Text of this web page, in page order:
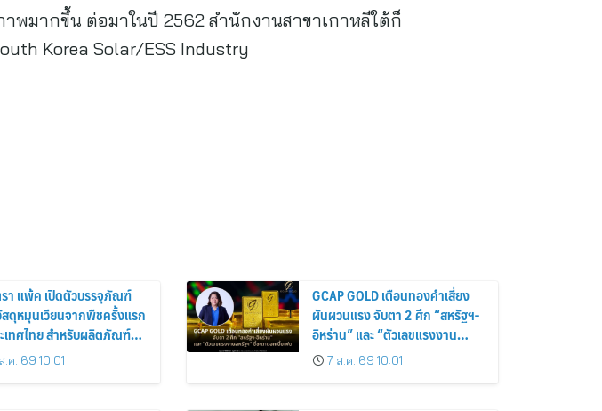
าพมากขึ้น ต่อมาในปี 2562 สำนักงานสาขาเกาหลีใต้ก็
Korea Solar/ESS Industry
า แพ้ค เปิดตัวบรรจุภัณฑ์
ดุหมุนเวียนจากพืชครั้งแรก
เทศไทย สำหรับผลิตภัณฑ์นม
หม่ เฟรชมิลค์
.ค. 69 10:01
GCAP GOLD เตือนทองคำเสี่ยง
ผันผวนแรง จับตา 2 ศึก “สหรัฐฯ-
อิหร่าน” และ “ตัวเลขแรงงาน
สหรัฐฯ” ชี้ชะตาดอกเบี้ยเฟด
7 ส.ค. 69 10:01